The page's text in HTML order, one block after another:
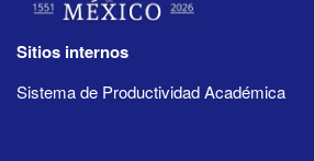
Sitios internos
Sistema de Productividad Académica